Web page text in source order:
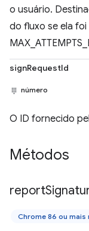
o usuário.
do fluxo se ela
signRequestId
número
O ID fornecido
Métodos
report
Chrome 86 ou mais